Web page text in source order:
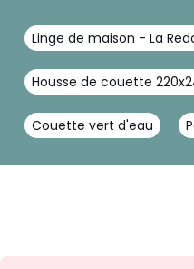
Linge de maison - La
Housse de couette
Couette vert d'eau